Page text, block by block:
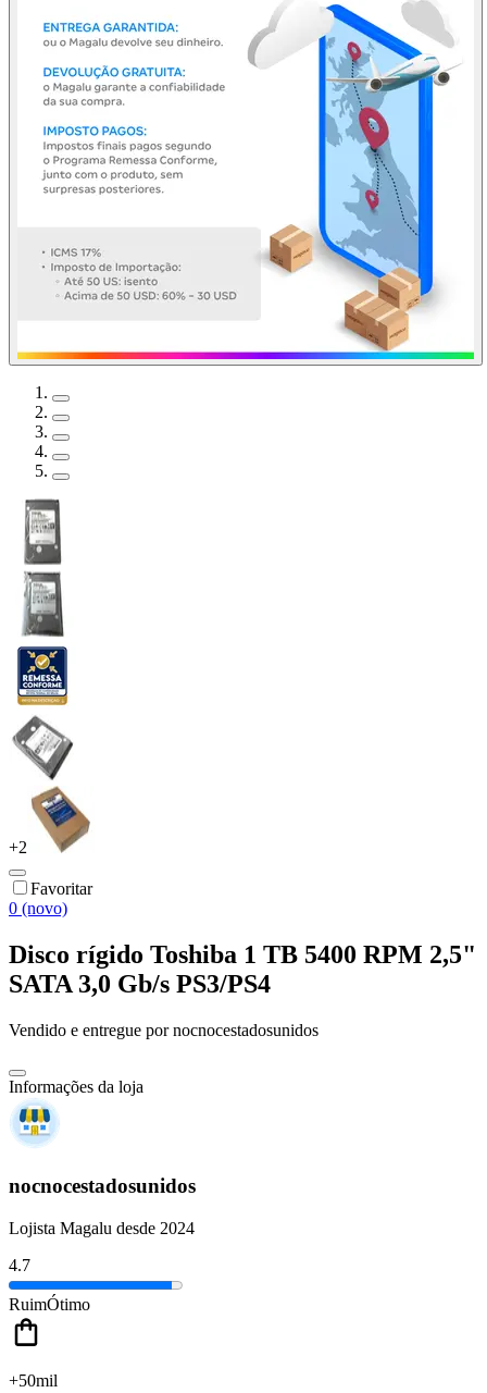
+2
Favoritar
0 (novo)
Disco rígido Toshiba 1 TB 5400 RPM 2,5"
SATA 3,0 Gb/s PS3/PS4
Vendido e entregue por nocnocestadosunidos
Informações da loja
nocnocestadosunidos
Lojista Magalu desde 2024
4.7
RuimÓtimo
+50mil